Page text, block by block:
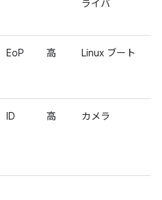
ライバ
EoP 高 Linux ブート
ID 高 カメラ